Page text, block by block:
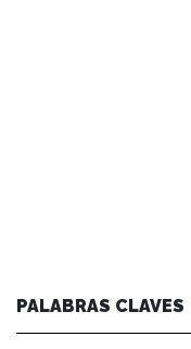
PALABRAS CLAVES